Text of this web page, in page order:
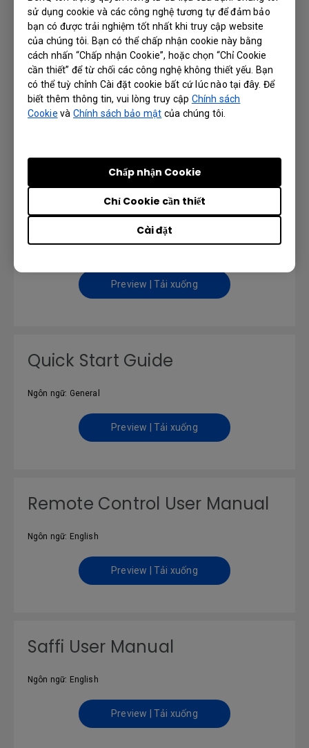
sử dụng cookie và các công nghệ tương tự để đảm bảo
bạn có được trải nghiệm tốt nhất khi truy cập website
của chúng tôi. Bạn có thể chấp nhận cookie này bằng
cách nhấn “Chấp nhận Cookie”, hoặc chọn “Chỉ Cookie
cần thiết” để từ chối các công nghệ không thiết yếu. Bạn
có thể tuỳ chỉnh Cài đặt cookie bất cứ lúc nào tại đây. Để
biết thêm thông tin, vui lòng truy cập Chính sách
Cookie vàChính sách bảo mật của chúng tôi.
Cài đặt
Chỉ Cookie cần thiết
Chấp nhận Cookie
DMS Local User Manual
Ngôn ngữ: English
Installation Handbook
Preview | Tải xuống
Quick Start Guide
Ngôn ngữ: General
Preview | Tải xuống
Remote Control User Manual
Ngôn ngữ: English
Preview | Tải xuống
Saffi User Manual
Ngôn ngữ: English
Preview | Tải xuống